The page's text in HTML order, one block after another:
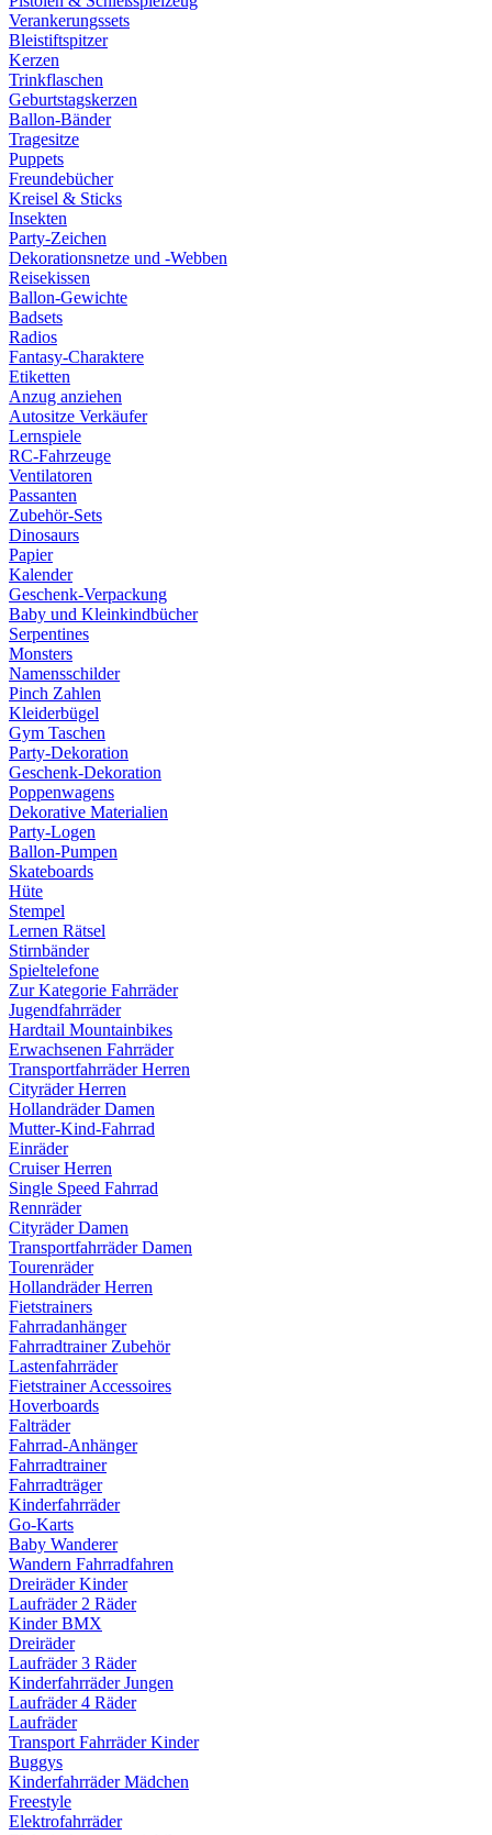
Verankerungssets
Bleistiftspitzer
Kerzen
Trinkflaschen
Geburtstagskerzen
Ballon-Bänder
Tragesitze
Puppets
Freundebücher
Kreisel & Sticks
Insekten
Party-Zeichen
Dekorationsnetze und -Webben
Reisekissen
Ballon-Gewichte
Badsets
Radios
Fantasy-Charaktere
Etiketten
Anzug anziehen
Autositze Verkäufer
Lernspiele
RC-Fahrzeuge
Ventilatoren
Passanten
Zubehör-Sets
Dinosaurs
Papier
Kalender
Geschenk-Verpackung
Baby und Kleinkindbücher
Serpentines
Monsters
Namensschilder
Pinch Zahlen
Kleiderbügel
Gym Taschen
Party-Dekoration
Geschenk-Dekoration
Poppenwagens
Dekorative Materialien
Party-Logen
Ballon-Pumpen
Skateboards
Hüte
Stempel
Lernen Rätsel
Stirnbänder
Spieltelefone
Zur Kategorie Fahrräder
Jugendfahrräder
Hardtail Mountainbikes
Erwachsenen Fahrräder
Transportfahrräder Herren
Cityräder Herren
Hollandräder Damen
Mutter-Kind-Fahrrad
Einräder
Cruiser Herren
Single Speed Fahrrad
Rennräder
Cityräder Damen
Transportfahrräder Damen
Tourenräder
Hollandräder Herren
Fietstrainers
Fahrradanhänger
Fahrradtrainer Zubehör
Lastenfahrräder
Fietstrainer Accessoires
Hoverboards
Falträder
Fahrrad-Anhänger
Fahrradtrainer
Fahrradträger
Kinderfahrräder
Go-Karts
Baby Wanderer
Wandern Fahrradfahren
Dreiräder Kinder
Laufräder 2 Räder
Kinder BMX
Dreiräder
Laufräder 3 Räder
Kinderfahrräder Jungen
Laufräder 4 Räder
Laufräder
Transport Fahrräder Kinder
Buggys
Kinderfahrräder Mädchen
Freestyle
Elektrofahrräder